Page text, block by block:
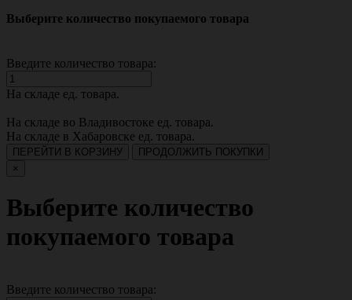
Выберите количество покупаемого товара
Введите количество товара:
На складе ед. товара.
На складе во Владивостоке ед. товара.
На складе в Хабаровске ед. товара.
ПЕРЕЙТИ В КОРЗИНУ
ПРОДОЛЖИТЬ ПОКУПКИ
×
Выберите количество
покупаемого товара
Введите количество товара: